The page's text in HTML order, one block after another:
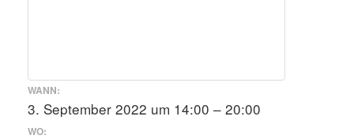
WANN:
3. September 2022 um 14:00 – 20:00
WO: